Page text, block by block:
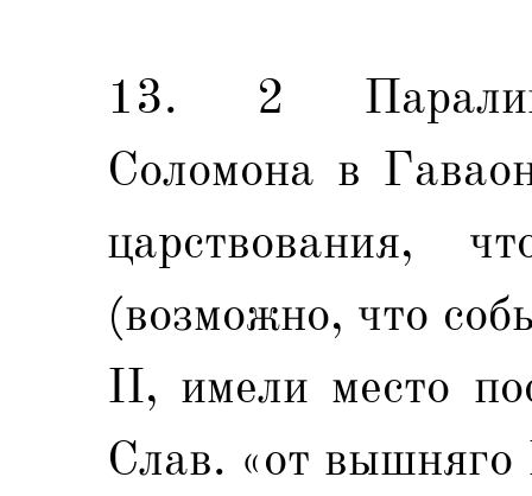
13. 2
Соломона в
царствования,
(возможно, что
II, имели место
Слав. «от вышняго